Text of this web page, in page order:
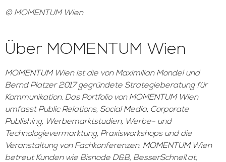
© MOMENTUM Wien
Über MOMENTUM Wien
MOMENTUM Wien ist die von Maximilian Mondel und
Bernd Platzer 2017 gegründete Strategieberatung für
Kommunikation. Das Portfolio von MOMENTUM Wien
umfasst Public Relations, Social Media, Corporate
Publishing, Werbemarktstudien, Werbe- und
Technologievermarktung, Praxisworkshops und die
Veranstaltung von Fachkonferenzen. MOMENTUM Wien
betreut Kunden wie Bisnode D&B, BesserSchnell.at,